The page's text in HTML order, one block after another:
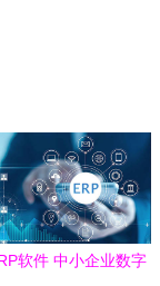
软件 中小企业数字